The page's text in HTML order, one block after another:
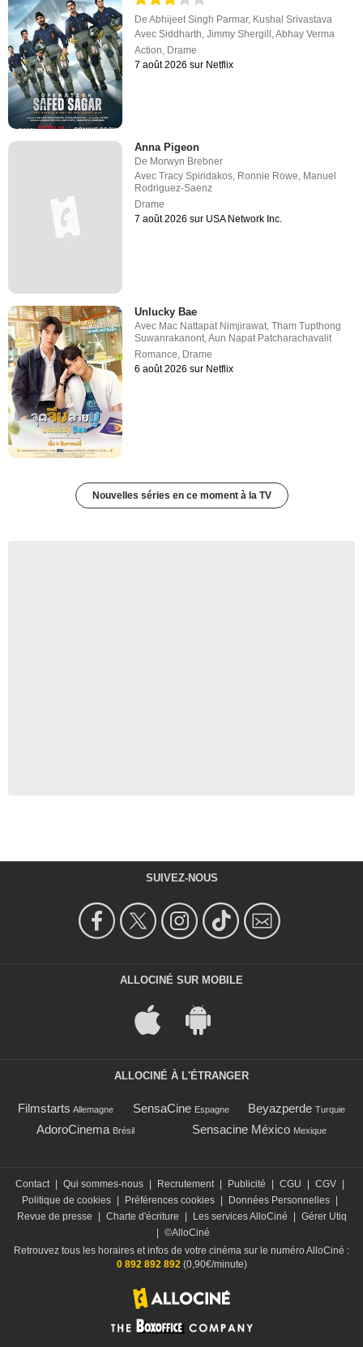
DeAbhijeet Singh Parmar, Kushal Srivastava
AvecSiddharth,Jimmy Shergill ,Abhay Verma
Action, Drame
7 août 2026 sur Netflix
Anna Pigeon
De Morwyn Brebner
AvecTracy Spiridakos Ronnie Rowe Manuel
Rodriguez-Saenz
Drame
7 août 2026 sur USA Network Inc.
Unlucky Bae
Avec Mac Nattapat Nimjirawat,Tham Tupthong
Suwanrakanont,Aun Napat Patcharachavalit
Romance, Drame
6 août 2026 sur Netflix
Nouvelles séries en ce moment à la TV
SUIVEZ-NOUS
ALLOCINÉ SUR MOBILE
ALLOCINÉ À L'ÉTRANGER
Filmstarts Allemagne SensaCine Espagne Beyazperde Turquie
AdoroCinema Brésil Sensacine México Mexique
Contact Qui sommes-nous Recrutement Publicité CGU CGV
Politique de cookies
Préférences cookies Données Personnelles
Revue de presse
Charte d'écriture Les services AlloCiné
Gérer Utiq
©AlloCiné
Retrouvez tous les horaires et infos de votre cinéma sur le numéro AlloCiné :
0 892 892 892(0,90€/minute)